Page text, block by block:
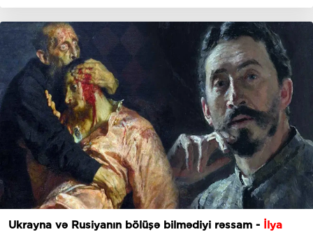
Ukrayna və Rusiyanın bölüşə bilmədiyi rəssam - İlya